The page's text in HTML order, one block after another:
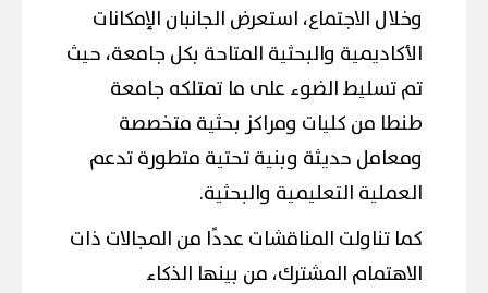
وخلال الاجتماع، استعرض الجانبان الإمكانات
الأكاديمية والبحثية المتاحة بكل جامعة، حيث
تم تسليط الضوء على ما تمتلكه جامعة
طنطا من كليات ومراكز بحثية متخصصة
ومعامل حديثة وبنية تحتية متطورة تدعم
العملية التعليمية والبحثية.
كما تناولت المناقشات عددًا من المجالات ذات
الاهتمام المشترك، من بينها الذكاء